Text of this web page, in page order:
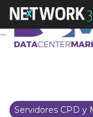
Servidores CPD y